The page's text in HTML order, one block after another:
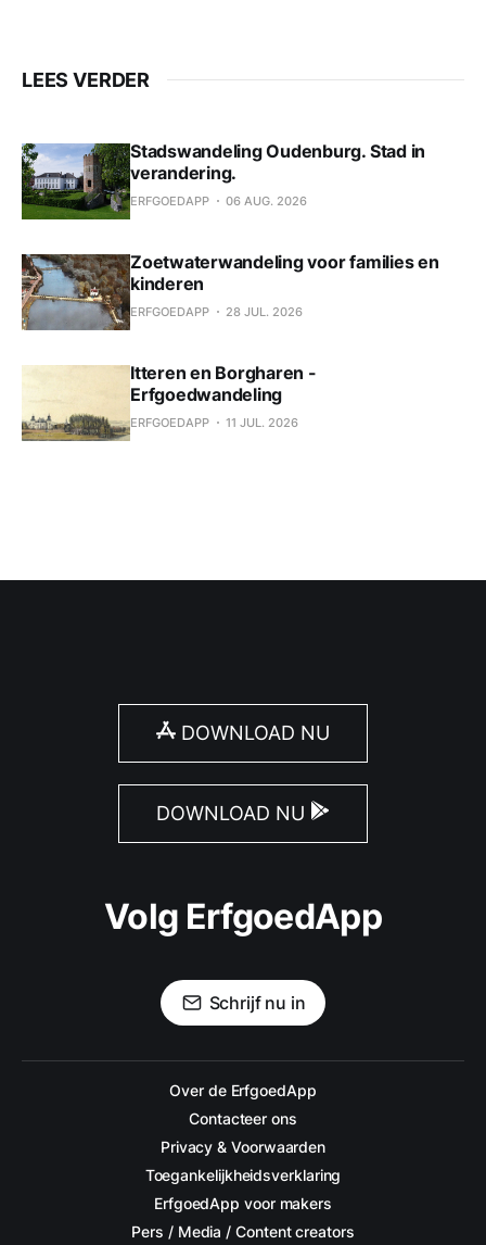
LEES VERDER
Stadswandeling Oudenburg. Stad in
verandering.
ERFGOEDAPP 06 AUG. 2026
Zoetwaterwandeling voor families en
kinderen
ERFGOEDAPP 28 JUL. 2026
Itteren en Borgharen -
Erfgoedwandeling
ERFGOEDAPP 11 JUL. 2026
DOWNLOAD NU
DOWNLOAD NU
Volg ErfgoedApp
Schrijf nu in
Over de ErfgoedApp
Contacteer ons
Privacy & Voorwaarden
Toegankelijkheidsverklaring
ErfgoedApp voor makers
Pers / Media / Content creators